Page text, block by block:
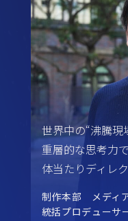
世界中の“沸騰
重層的な思考力
体当たりディレ
制作本部 メディ
統括プロデューサ